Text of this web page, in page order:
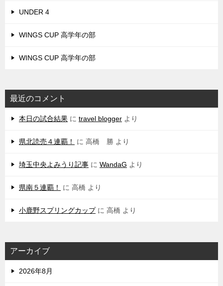
UNDER 4
WINGS CUP 高学年の部
WINGS CUP 高学年の部
最近のコメント
本日の試合結果 に travel blogger より
県北読売４連覇！ に 高橋 勝 より
埼玉中央よみうり記事 に WandaG より
県南５連覇！ に 高橋 より
小鹿野スプリングカップに 高橋 より
アーカイブ
2026年8月